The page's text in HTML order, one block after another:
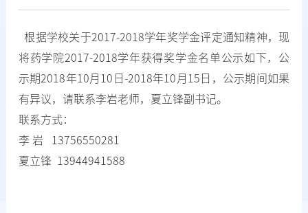
根据学校关于2017-2018学年奖学金评定通知精神，现
将药学院2017-2018学年获得奖学金名单公示如下，公
示期2018年10月10日-2018年10月15日，公示期间如果
有异议，请联系李岩老师，夏立锋副书记。
联系方式：
李 岩 13756550281
夏立锋 13944941588